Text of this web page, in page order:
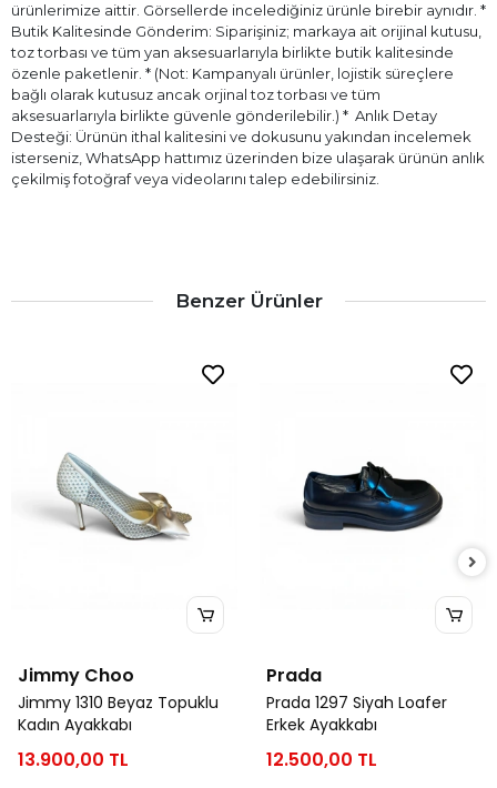
ürünlerimize aittir. Görsellerde incelediğiniz ürünle birebir aynıdır. *
Butik Kalitesinde Gönderim: Siparişiniz; markaya ait orijinal kutusu,
toz torbası ve tüm yan aksesuarlarıyla birlikte butik kalitesinde
özenle paketlenir. * (Not: Kampanyalı ürünler, lojistik süreçlere
bağlı olarak kutusuz ancak orjinal toz torbası ve tüm
aksesuarlarıyla birlikte güvenle gönderilebilir.) * ⁠ Anlık Detay
Desteği: Ürünün ithal kalitesini ve dokusunu yakından incelemek
isterseniz, WhatsApp hattımız üzerinden bize ulaşarak ürünün anlık
çekilmiş fotoğraf veya videolarını talep edebilirsiniz.
Benzer Ürünler
Jimmy Choo
Jimmy 1310 Beyaz Topuklu
Kadın Ayakkabı
13.900,00 TL
Prada
Prada 1297 Siyah Loafer
Erkek Ayakkabı
12.500,00 TL